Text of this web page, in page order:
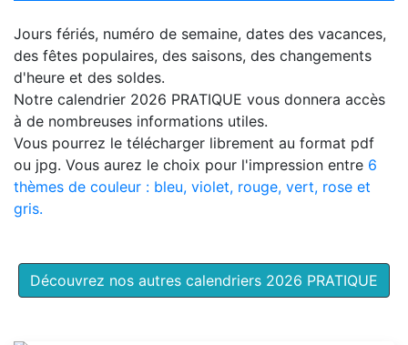
Jours fériés, numéro de semaine, dates des vacances,
des fêtes populaires, des saisons, des changements
d'heure et des soldes.
Notre calendrier 2026 PRATIQUE vous donnera accès
à de nombreuses informations utiles.
Vous pourrez le télécharger librement au format pdf
ou jpg. Vous aurez le choix pour l'impression entre 6
thèmes de couleur : bleu, violet, rouge, vert, rose et
gris.
Découvrez nos autres calendriers 2026 PRATIQUE